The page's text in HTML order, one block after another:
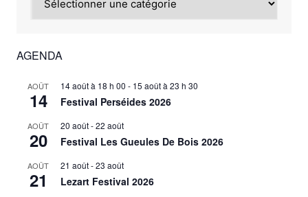
AGENDA
AOÛT
14
14 août à 18 h 00 - 15 août à 23 h 30
Festival Perséides 2026
AOÛT
20
20 août-22 août
Festival Les Gueules De Bois 2026
AOÛT
21
21 août-23 août
Lezart Festival 2026